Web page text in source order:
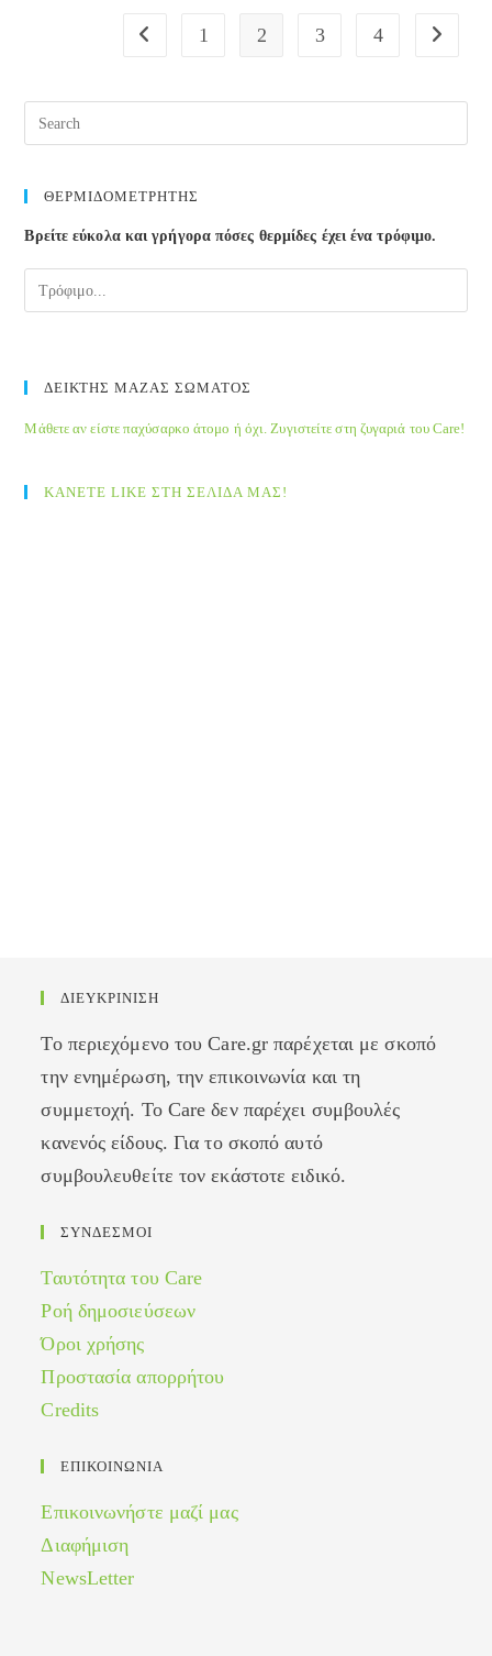
Go to the previous page
1 2 3 4 Go to
ΘΕΡΜΙΔΟΜΕΤΡΗΤΗΣ
Βρείτε εύκολα και γρήγορα πόσες θερμίδες έχει ένα τρόφιμο.
ΔΕΙΚΤΗΣ ΜΑΖΑΣ ΣΩΜΑΤΟΣ
Μάθετε αν είστε παχύσαρκο άτομο ή όχι. Ζυγιστείτε στη ζυγαριά του Care!
ΚΑΝΕΤΕ LIKE ΣΤΗ ΣΕΛΙΔΑ ΜΑΣ!
ΔΙΕΥΚΡΙΝΙΣΗ
Το περιεχόμενο του Care.gr παρέχεται με σκοπό
την ενημέρωση, την επικοινωνία και τη
συμμετοχή. Το Care δεν παρέχει συμβουλές
κανενός είδους. Για το σκοπό αυτό
συμβουλευθείτε τον εκάστοτε ειδικό.
ΣΥΝΔΕΣΜΟΙ
Ταυτότητα του Care
Ροή δημοσιεύσεων
Όροι χρήσης
Προστασία απορρήτου
Credits
ΕΠΙΚΟΙΝΩΝΙΑ
Επικοινωνήστε μαζί μας
Διαφήμιση
NewsLetter